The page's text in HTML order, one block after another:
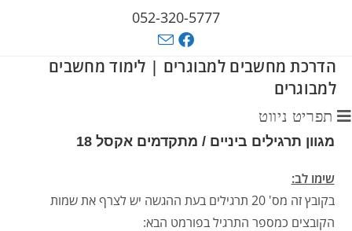
052-320-5777
הדרכת מחשבים למבוגרים | לימוד מחשבים
למבוגרים
תפריט ניווט
מגוון תרגילים ביניים / מתקדמים אקסל 18
שימו לב:
בקובץ זה מס' 20 תרגילים בעת ההגשה יש לצרף את שמות
הקובצים כמספר התרגיל בפורמט הבא: